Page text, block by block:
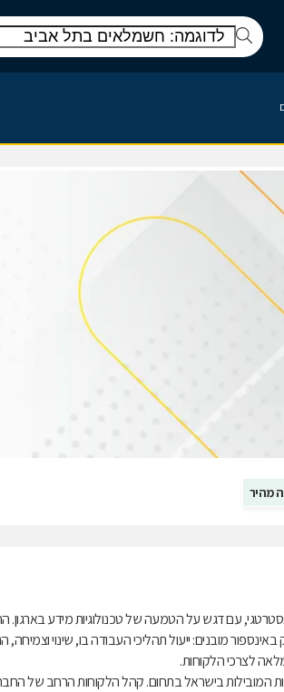
מהיר
ואסטרטגי, עם דגש על הטמעה של טכנולוגיות מידע
מובנים: ייעול תהליכי העבודה בו, שינוי וצמיחה,
לצרכי הלקוחות.
שנה ונחשבת לאחת החברות המובילות בישראל בתחום. קהל הלקוחות